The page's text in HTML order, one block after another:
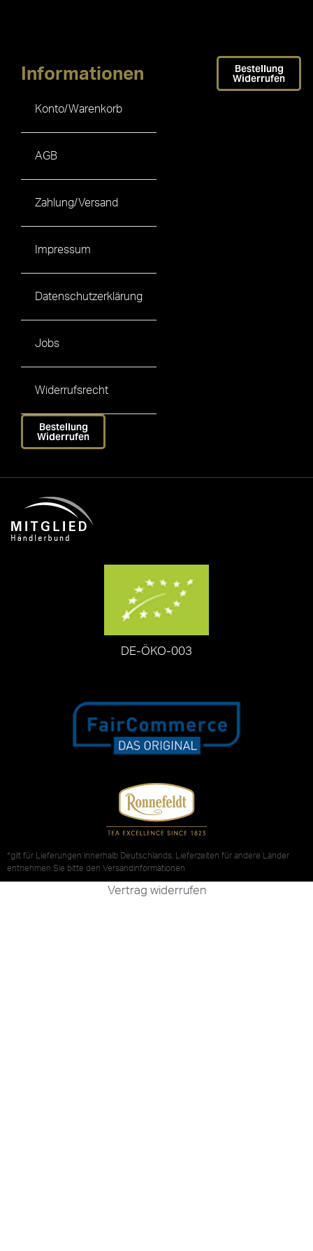
Informationen
Konto/Warenkorb
AGB
Zahlung/Versand
Impressum
Datenschutzerklärung
Jobs
Widerrufsrecht
Bestellung
Widerrufen
Bestellung
Widerrufen
DE-ÖKO-003
*gilt für Lieferungen innerhalb Deutschlands, Lieferzeiten für andere Länder
entnehmen Sie bitte den Versandinformationen
Vertrag widerrufen